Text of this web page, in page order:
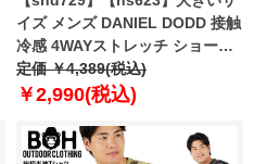
イズ メンズ DANIEL DODD 接触
冷感 4WAYストレッチ ショーツ
ショートパンツ ハーフパンツ 春
夏新作 azsp-260204 【fre】
定価 ￥4,389(税込)
￥2,990(税込)